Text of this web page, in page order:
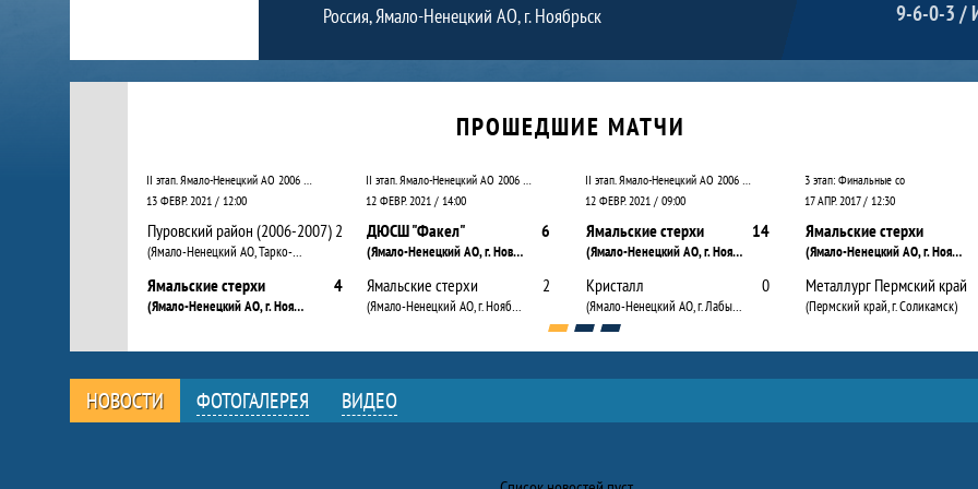
Россия, Ямало-Ненецкий АО, г. Ноябрьск 9-6-0-3 /
Календарь прошедших и будущих матчей
ПРОШЕДШИЕ МАТЧИ
II этап. Ямало-Ненецкий АО 2006 – 2007
13 ФЕВР. 2021 / 12:00
Пуровский район (2006-2007)
(Ямало-Ненецкий АО, Тарко-Сале г.)
2
Ямальские стерхи
(Ямало-Ненецкий АО, г. Ноябрьск)
4
II этап. Ямало-Ненецкий АО 2006 – 2007
12 ФЕВР. 2021 / 14:00
ДЮСШ "Факел"
(Ямало-Ненецкий АО, г. Новый Уренгой)
6
Ямальские стерхи
(Ямало-Ненецкий АО, г. Ноябрьск)
2
II этап. Ямало-Ненецкий АО 2006 – 2007
12 ФЕВР. 2021 / 09:00
Ямальские стерхи
(Ямало-Ненецкий АО, г. Ноябрьск)
14
Кристалл
(Ямало-Ненецкий АО, г. Лабытнанги)
0
3 этап: Финальные со
17 АПР. 2017 / 12:30
Ямальские стерхи
(Ямало-Ненецкий АО, г. Ноябрьск)
Металлург Пермский край
(Пермский край, г. Соликамск)
НОВОСТИ ФОТОГАЛЕРЕЯ ВИДЕО